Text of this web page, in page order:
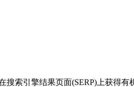
索引擎结果页面(SERP)上获得有